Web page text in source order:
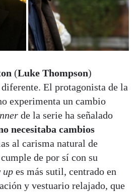
(Luke Thompson)
diferente. El protagonista de la
experimenta un cambio
de la serie ha señalado
necesitaba cambios
al carisma natural de
de por sí con su
up es más sutil, centrado en
y vestuario relajado, que